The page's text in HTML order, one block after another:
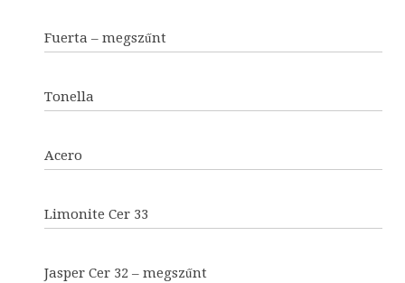
Fuerta – megszűnt
Tonella
Acero
Limonite Cer 33
Jasper Cer 32 – megszűnt